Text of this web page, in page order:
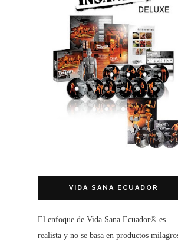
VIDA SANA ECUADOR
El enfoque de Vida Sana Ecuador® es
realista y no se basa en productos